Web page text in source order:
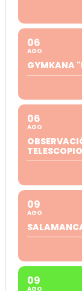
06
AGO
GYMKANA
06
AGO
TELESCOPIO
09
AGO
09
AGO